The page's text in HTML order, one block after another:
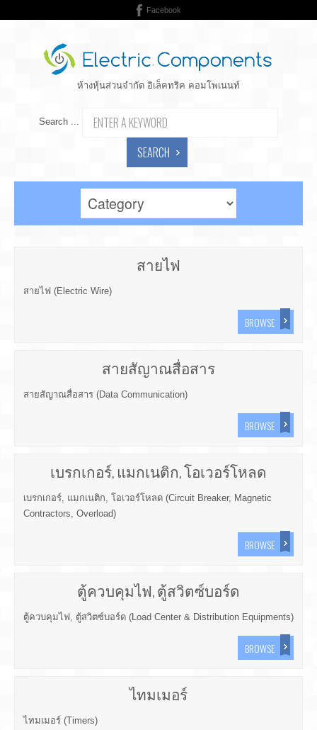
Facebook
ห้างหุ้นส่วนจำกัด อิเล็คทริค คอมโพเนนท์
Search ...
SEARCH
สายไฟ
สายไฟ (Electric Wire)
BROWSE
สายสัญาณสื่อสาร
สายสัญาณสื่อสาร (Data Communication)
BROWSE
เบรกเกอร์, แมกเนติก, โอเวอร์โหลด
เบรกเกอร์, แมกเนติก, โอเวอร์โหลด (Circuit Breaker, Magnetic
Contractors, Overload)
BROWSE
ตู้ควบคุมไฟ, ตู้สวิตซ์บอร์ด
ตู้ควบคุมไฟ, ตู้สวิตซ์บอร์ด (Load Center & Distribution Equipments)
BROWSE
ไทมเมอร์
ไทมเมอร์ (Timers)